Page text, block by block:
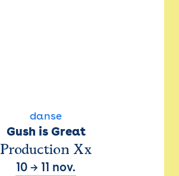
danse
Gush is Great
Production Xx
10 → 11 nov.